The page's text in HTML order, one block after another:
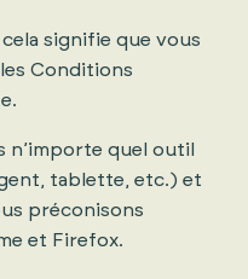
signifie que vous
Conditions
n’importe quel outil
tablette, etc.) et
préconisons
et Firefox.